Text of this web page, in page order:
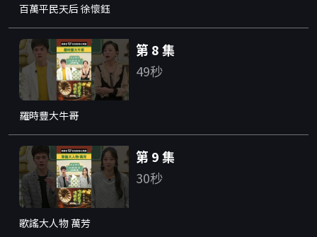
百萬平民天后 徐懷鈺
第 8 集
49秒
羅時豐大牛哥
第 9 集
30秒
歌謠大人物 萬芳